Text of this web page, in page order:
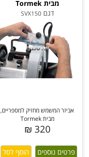
מבית Tormek
דגםSVX150
אביזר המשמש מחזיק למספריים,
מבית Tormek
320 ₪
פרטים נוספים